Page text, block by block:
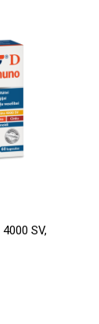
4000 SV,